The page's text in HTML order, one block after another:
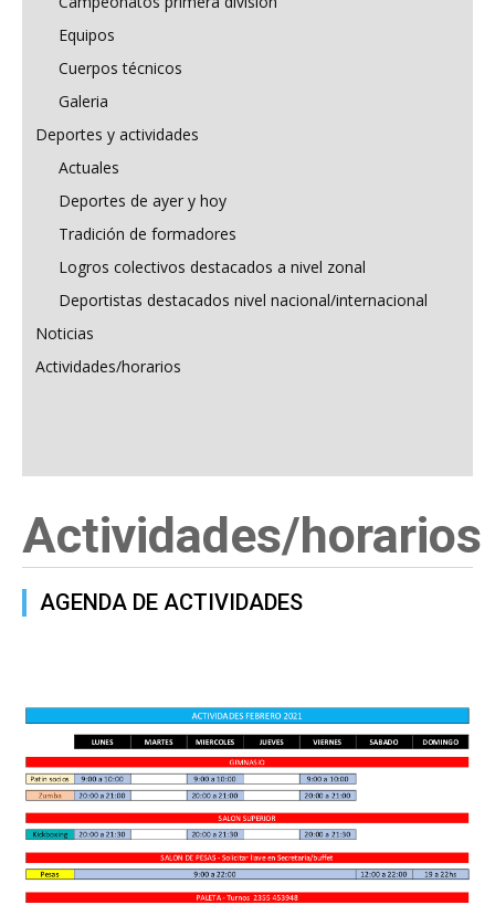
Equipos
Cuerpos técnicos
Galeria
Deportes y actividades
Actuales
Deportes de ayer y hoy
Tradición de formadores
Logros colectivos destacados a nivel zonal
Deportistas destacados nivel nacional/internacional
Noticias
Actividades/horarios
Actividades/horarios
AGENDA DE ACTIVIDADES